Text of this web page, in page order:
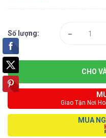
Số lượng: -
CHO
Giao Tận Nơi
MUA